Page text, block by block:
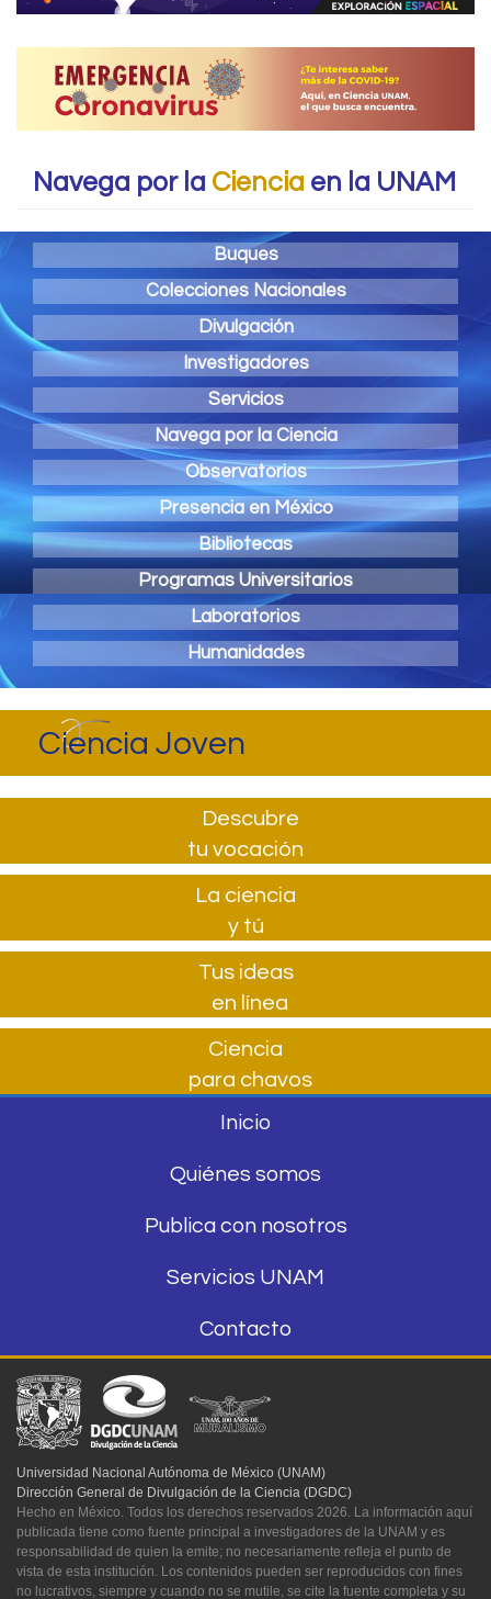
Navega por la Ciencia en la UNAM
Buques
Colecciones Nacionales
Divulgación
Investigadores
Servicios
Navega por la Ciencia
Observatorios
Presencia en México
Bibliotecas
Programas Universitarios
Laboratorios
Humanidades
Ciencia Joven
Descubre
tu vocación
La ciencia
y tú
Tus ideas
en línea
Ciencia
para chavos
Inicio
Quiénes somos
Publica con nosotros
Servicios UNAM
Contacto
Universidad Nacional Autónoma de México (UNAM)
Dirección General de Divulgación de la Ciencia (DGDC)
Hecho en México. Todos los derechos reservados 2026. La información aquí
publicada tiene como fuente principal a investigadores de la UNAM y es
responsabilidad de quien la emite; no necesariamente refleja el punto de
vista de esta institución. Los contenidos pueden ser reproducidos con fines
no lucrativos, siempre y cuando no se mutile, se cite la fuente completa y su